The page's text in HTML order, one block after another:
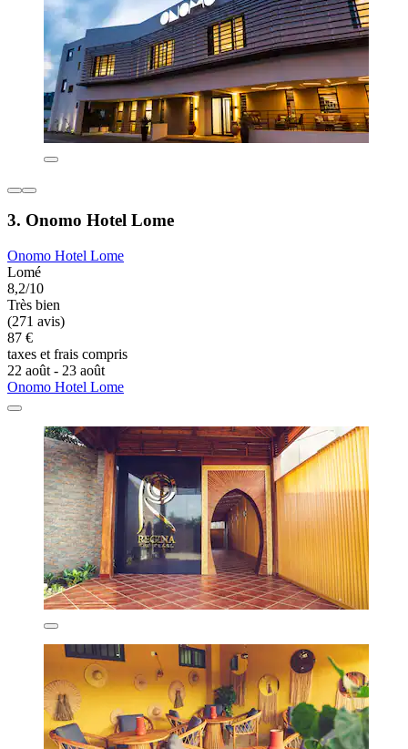
3. Onomo Hotel Lome
Onomo Hotel Lome
Lomé
8,2/10
Très bien
(271 avis)
87 €
taxes et frais compris
22 août - 23 août
Onomo Hotel Lome